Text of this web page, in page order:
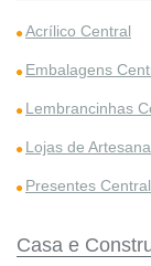
Acrílico Central
Embalagens
Lembrancinhas
Lojas de
Presentes Central
Casa e